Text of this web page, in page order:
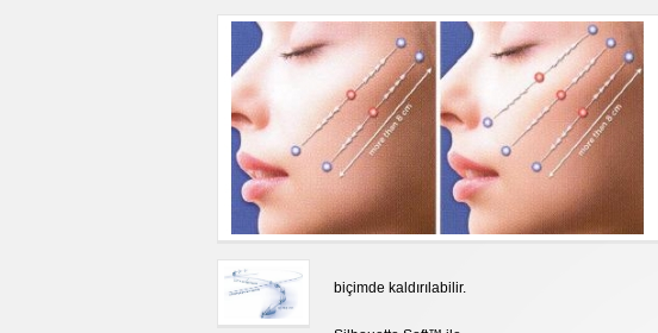
biçimde kaldırılabilir.